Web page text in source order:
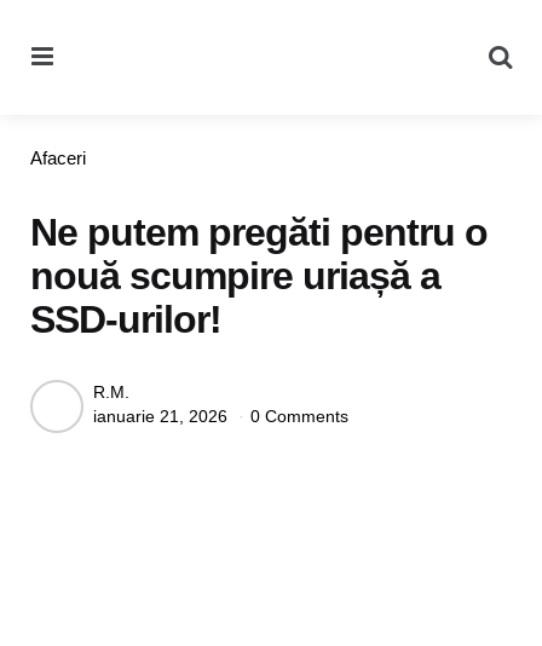
Categories
Afaceri
Ne putem pregăti pentru o
nouă scumpire uriașă a
SSD-urilor!
Posted
by
R.M.
ianuarie 21, 2026
0 Comments